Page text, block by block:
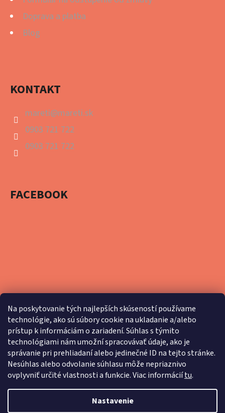
Na poskytovanie tých najlepších skúseností používame
technológie, ako sú súbory cookie na ukladanie a/alebo
prístup k informáciám o zariadení. Súhlas s týmito
technológiami nám umožní spracovávať údaje, ako je
správanie pri prehliadaní alebo jedinečné ID na tejto stránke.
Nesúhlas alebo odvolanie súhlasu môže nepriaznivo
ovplyvniť určité vlastnosti a funkcie. Viac informáciítu.
Nastavenie
Doprava a platba
Blog
KONTAKT
mareti@mareti.sk
0903 721 722
0903 721 722
FACEBOOK